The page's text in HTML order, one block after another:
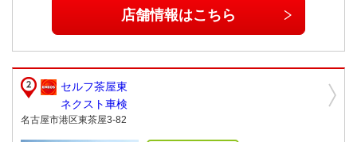
店舗情報はこちら
セルフ茶屋東
ネクスト車検
名古屋市港区東茶屋3-82